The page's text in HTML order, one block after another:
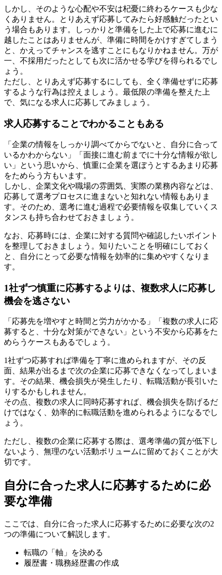
しかし、そのような心配や不安は杞憂に終わるケースも少な
くありません。とりあえず応募してみたら好感触だったとい
う場合もあります。しっかりと準備をした上で応募に進むに
越したことはありませんが、準備に時間をかけすぎてしまう
と、かえってチャンスを逃すことにもなりかねません。万が
一、不採用だったとしても次に活かせる学びを得られるでし
ょう。
ただし、とりあえず応募するにしても、全く準備せずに応募
するような行為は控えましょう。最低限の準備を整えた上
で、気になる求人に応募してみましょう。
求人応募することでわかることもある
「企業の情報をしっかり調べてからでないと、自分に合って
いるかわからない」「面接に進む前までに十分な情報が欲し
い」という思いから、慎重に企業を選ぼうとするあまり応募
をためらう方もいます。
しかし、企業文化や職場の雰囲気、実際の業務内容などは、
応募して選考プロセスに進まないと知れない情報もありま
す。そのため、選考に進む過程で必要情報を収集していくス
タンスも持ち合わせておきましょう。
なお、応募時には、企業に対する質問や確認したいポイント
を整理しておきましょう。知りたいことを明確にしておく
と、自分にとって必要な情報を効率的に集めやすくなりま
す。
1社ずつ慎重に応募するよりは、複数求人に応募し
機会を逃さない
「応募先を増やすと時間と労力がかかる」「複数の求人に応
募すると、十分な対策ができない」という不安から応募をた
めらうケースもあるでしょう。
1社ずつ応募すれば準備を丁寧に進められますが、その反
面、結果が出るまで次の企業に応募できなくなってしまいま
す。その結果、機会損失が発生したり、転職活動が長引いた
りするかもしれません。
その点、複数の求人に同時応募すれば、機会損失を防げるだ
けではなく、効率的に転職活動を進められるようになるでし
ょう。
ただし、複数の企業に応募する際は、選考準備の質が低下し
ないよう、無理のない活動ボリュームに留めておくことが大
切です。
自分に合った求人に応募するために必
要な準備
ここでは、自分に合った求人に応募するために必要な次の2
つの準備について解説します。
転職の「軸」を決める
履歴書・職務経歴書の作成